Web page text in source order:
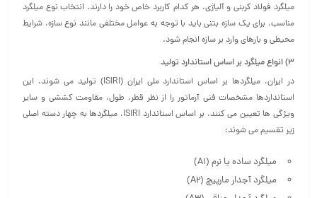
میلگرد فولاد کربنی و آلیاژی، هر کدام کاربرد خاص خود را دارند. انتخاب نوع میلگرد
مناسب، برای یک سازه بتنی باید با توجه به عوامل مختلفی مانند نوع سازه، شرایط
محیطی و بارهای وارد بر سازه انجام شود.
3) انواع میلگرد بر اساس استاندارد تولید
در ایران، میلگردها بر اساس استاندارد ملی ایران (ISIRI) تولید می‌ شوند. این
استانداردها مشخصات فنی آرماتور را از نظر قطر، طول، مقاومت کششی و سایر
ویژگی‌ ها تعیین می‌ کنند. بر اساس استاندارد ISIRI، میلگردها به چهار دسته اصلی
زیر تقسیم می‌ شوند:
میلگرد ساده یا نرم (A1)
میلگرد آجدار مارپیچ (A2)